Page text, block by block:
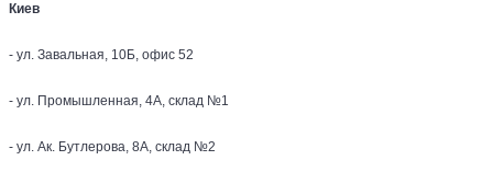
Киев
- ул. Завальная, 10Б, офис 52
- ул. Промышленная, 4А, склад №1
- ул. Ак. Бутлерова, 8А, склад №2